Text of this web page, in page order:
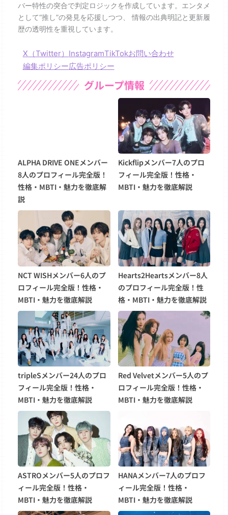
バー特性の突合で判定ロジックを作成しています。エンタメ
として“推し”の発見を応援しつつ、 情報の出典明記と更新履
歴の透明性を重視しています。
X（Twitter） InstagramTikTokお問い合わせ
編集ポリシー広告ポリシー
グループ情報
ALPHA DRIVE ONEメンバー
8人のプロフィール完全版！
性格・MBTI・魅力を徹底解
説
Kickflipメンバー7人のプロ
フィール完全版！性格・
MBTI・魅力を徹底解説
NCT WISHメンバー6人のプ
ロフィール完全版！性格・
MBTI・魅力を徹底解説
Hearts2Heartsメンバー8人
のプロフィール完全版！性
格・MBTI・魅力を徹底解説
tripleSメンバー24人のプロ
フィール完全版！性格・
MBTI・魅力を徹底解説
Red Velvetメンバー5人のプ
ロフィール完全版！性格・
MBTI・魅力を徹底解説
ASTROメンバー5人のプロフ
ィール完全版！性格・
MBTI・魅力を徹底解説
HANAメンバー7人のプロフ
ィール完全版！性格・
MBTI・魅力を徹底解説